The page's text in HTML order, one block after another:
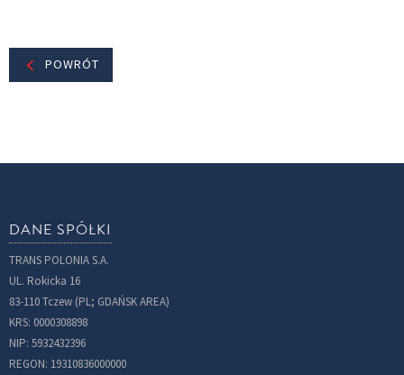
POWRÓT
DANE SPÓŁKI
TRANS POLONIA S.A.
UL. Rokicka 16
83-110 Tczew (PL; GDAŃSK AREA)
KRS: 0000308898
NIP: 5932432396
REGON: 19310836000000